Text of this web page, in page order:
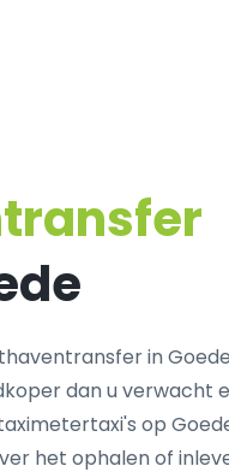
in
dan u verwacht
op
het ophalen of